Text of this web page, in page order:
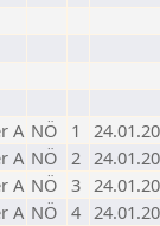
A NÖ 1
A NÖ 2
A NÖ 3
A NÖ 4